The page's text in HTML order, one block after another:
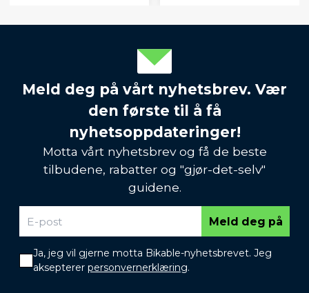
Meld deg på vårt nyhetsbrev. Vær
den første til å få
nyhetsoppdateringer!
Motta vårt nyhetsbrev og få de beste
tilbudene, rabatter og "gjør-det-selv"
guidene.
Meld deg på
Ja, jeg vil gjerne motta Bikable-nyhetsbrevet. Jeg
aksepterer personvernerklæring.